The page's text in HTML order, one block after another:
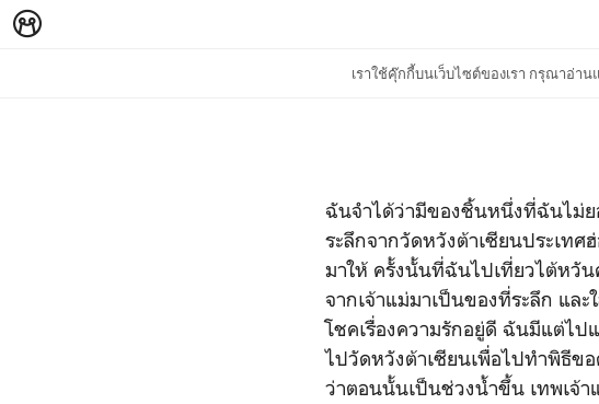
เราใช้คุ๊กกี้บนเว็บไซต์ของเรา กรุณาอ่า
ฉันจำได้ว่ามีของชิ้นหนึ่งที่ฉันไม่
ระลึกจากวัดหวังต้าเซียนประเทศ
มาให้ ครั้งนั้นที่ฉันไปเที่ยวไต้หวั
จากเจ้าแม่มาเป็นของที่ระลึก แล
โชคเรื่องความรักอยู่ดี ฉันมีแต่ไป
ไปวัดหวังต้าเซียนเพื่อไปทำพิธีข
ว่าตอนนั้นเป็นช่วงน้ำขึ้น เทพเจ้